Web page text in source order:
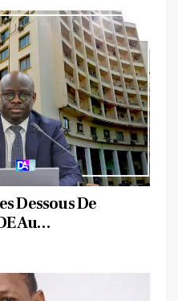
Dessous De
Au…